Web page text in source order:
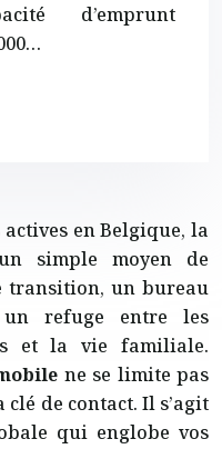
d’emprunt
en Belgique, la
simple moyen de
transition, un bureau
refuge entre les
et la vie familiale.
ne se limite pas
de contact. Il s’agit
qui englobe vos